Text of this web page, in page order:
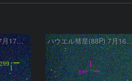
ハウエル彗星(88P) 7月17日 Seestar50 ハウエル彗星(88P) 7月